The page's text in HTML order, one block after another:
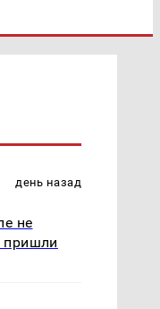
день назад
не
пришли